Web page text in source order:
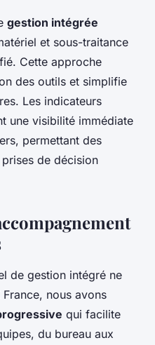
gestion intégrée
et sous-traitance
Cette approche
des outils et simplifie
Les indicateurs
une visibilité immédiate
permettant des
de décision
de gestion intégré ne
nous avons
qui facilite
du bureau aux